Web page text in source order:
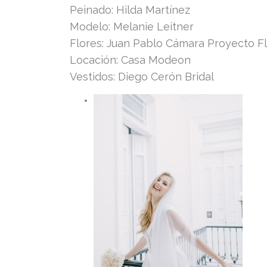
Peinado: Hilda Martínez
Modelo: Melanie Leitner
Flores: Juan Pablo Cámara Proyecto
Locación: Casa Modeon
Vestidos: Diego Cerón Bridal